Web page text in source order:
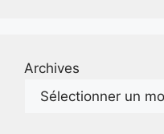
Archives